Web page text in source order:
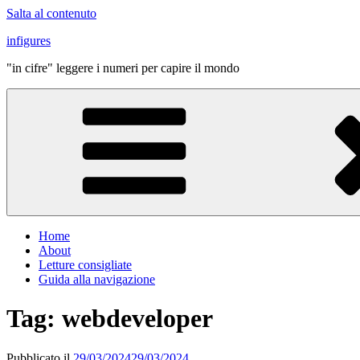
Salta al contenuto
infigures
"in cifre" leggere i numeri per capire il mondo
Home
About
Letture consigliate
Guida alla navigazione
Tag: webdeveloper